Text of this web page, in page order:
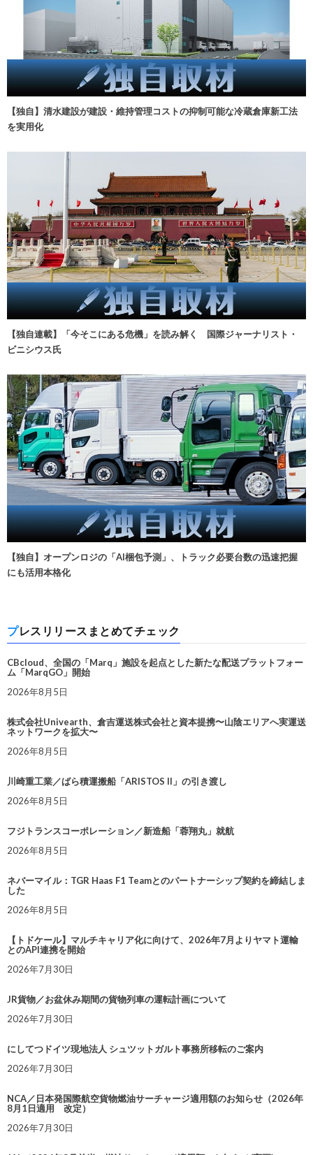
【独自】清水建設が建設・維持管理コストの抑制可能な冷蔵倉庫新工法
を実用化
【独自連載】「今そこにある危機」を読み解く 国際ジャーナリスト・
ビニシウス氏
【独自】オープンロジの「AI梱包予測」、トラック必要台数の迅速把握
にも活用本格化
プレスリリースまとめてチェック
CBcloud、全国の「Marq」施設を起点とした新たな配送プラットフォー
ム「MarqGO」開始
2026年8月5日
株式会社Univearth、倉吉運送株式会社と資本提携〜山陰エリアへ実運送
ネットワークを拡大〜
2026年8月5日
川崎重工業／ばら積運搬船「ARISTOS II」の引き渡し
2026年8月5日
フジトランスコーポレーション／新造船「蓉翔丸」就航
2026年8月5日
ネバーマイル：TGR Haas F1 Teamとのパートナーシップ契約を締結しま
した
2026年8月5日
【トドケール】マルチキャリア化に向けて、2026年7月よりヤマト運輸
とのAPI連携を開始
2026年7月30日
JR貨物／お盆休み期間の貨物列車の運転計画について
2026年7月30日
にしてつドイツ現地法人 シュツットガルト事務所移転のご案内
2026年7月30日
NCA／日本発国際航空貨物燃油サーチャージ適用額のお知らせ（2026年
8月1日適用 改定）
2026年7月30日